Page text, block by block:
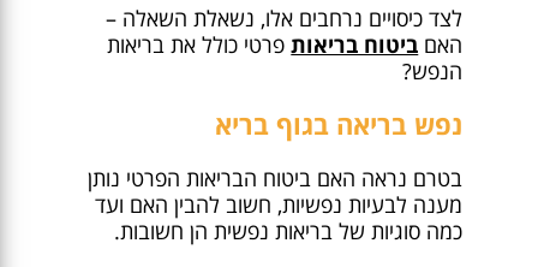
לצד כיסויים נרחבים אלו, נשאלת השאלה –
האם ביטוח בריאותפרטי כולל את בריאות
הנפש?
נפש בריאה בגוף בריא
בטרם נראה האם ביטוח הבריאות הפרטי נותן
מענה לבעיות נפשיות, חשוב להבין האם ועד
כמה סוגיות של בריאות נפשית הן חשובות.